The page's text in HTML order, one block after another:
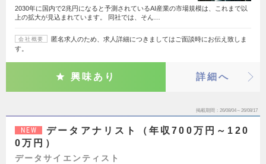
2030年に国内で2兆円になると予測されているAI産業の市場規模は、これまで以
上の拡大が見込まれています。 同社では、そん…
会社概要
匿名求人のため、求人詳細につきましてはご面談時にお伝え致しま
す。
興味あり 詳細へ
掲載期間 26/08/04～26/08/17
NEW
データアナリスト（年収700万円～120
0万円）
データサイエンティスト